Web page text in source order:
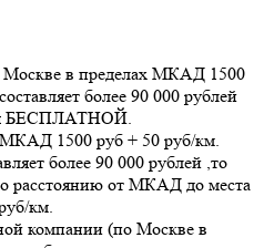
Москве в пределах МКАД 1500
более 90 000 рублей
БЕСПЛАТНОЙ.
МКАД 1500 руб + 50 руб/км.
более 90 000 рублей ,то
расстоянию от МКАД до места
км.
компании (по Москве в